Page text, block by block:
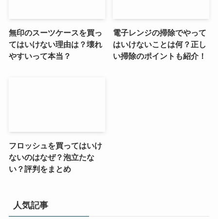
無印のスーツケースを買っ
てはいけない理由は？壊れ
やすいって本当？
電子レンジの掃除でやって
はいけないことは何？正し
い掃除のポイントも紹介！
フロッシュを買ってはいけ
ないのはなぜ？泡立たな
い？評判をまとめ
人気記事